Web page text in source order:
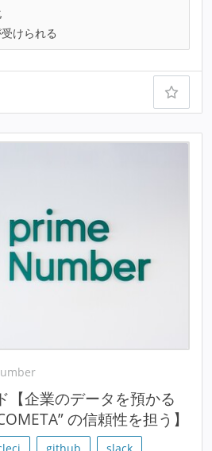
けられる
【企業のデータを預かる
の信頼性を担う】